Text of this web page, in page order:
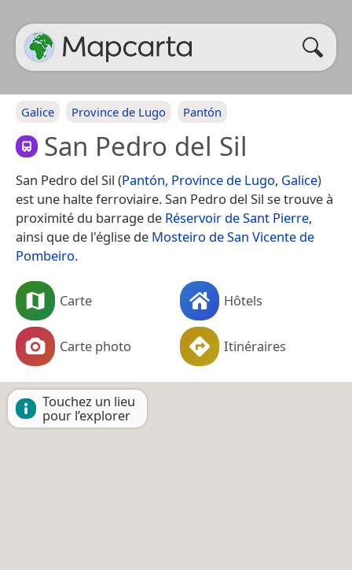
Galice Province de Lugo Pantón
San Pedro del Sil
San Pedro del Sil (Pantón, Province de Lugo, Galice)
est une halte ferroviaire. San Pedro del Sil se trouve à
proximité du barrage de Réservoir de Sant Pierre,
ainsi que de l'église de Mosteiro de San Vicente de
Pombeiro.
Carte Hôtels
Carte photo Itinéraires
Touchez un lieu
pour l’explorer